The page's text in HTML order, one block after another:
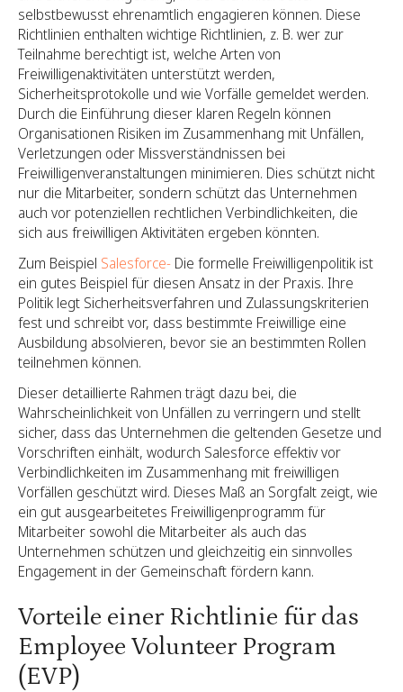
selbstbewusst ehrenamtlich engagieren können. Diese
Richtlinien enthalten wichtige Richtlinien, z. B. wer zur
Teilnahme berechtigt ist, welche Arten von
Freiwilligenaktivitäten unterstützt werden,
Sicherheitsprotokolle und wie Vorfälle gemeldet werden.
Durch die Einführung dieser klaren Regeln können
Organisationen Risiken im Zusammenhang mit Unfällen,
Verletzungen oder Missverständnissen bei
Freiwilligenveranstaltungen minimieren. Dies schützt nicht
nur die Mitarbeiter, sondern schützt das Unternehmen
auch vor potenziellen rechtlichen Verbindlichkeiten, die
sich aus freiwilligen Aktivitäten ergeben könnten.
Zum Beispiel Salesforce- Die formelle Freiwilligenpolitik ist
ein gutes Beispiel für diesen Ansatz in der Praxis. Ihre
Politik legt Sicherheitsverfahren und Zulassungskriterien
fest und schreibt vor, dass bestimmte Freiwillige eine
Ausbildung absolvieren, bevor sie an bestimmten Rollen
teilnehmen können.
Dieser detaillierte Rahmen trägt dazu bei, die
Wahrscheinlichkeit von Unfällen zu verringern und stellt
sicher, dass das Unternehmen die geltenden Gesetze und
Vorschriften einhält, wodurch Salesforce effektiv vor
Verbindlichkeiten im Zusammenhang mit freiwilligen
Vorfällen geschützt wird. Dieses Maß an Sorgfalt zeigt, wie
ein gut ausgearbeitetes Freiwilligenprogramm für
Mitarbeiter sowohl die Mitarbeiter als auch das
Unternehmen schützen und gleichzeitig ein sinnvolles
Engagement in der Gemeinschaft fördern kann.
Vorteile einer Richtlinie für das
Employee Volunteer Program
(EVP)